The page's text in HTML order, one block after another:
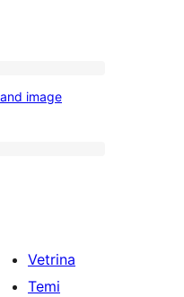
image
Vetrina
Temi